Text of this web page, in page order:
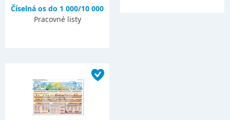
Číselná os do 1 000/10 000
Pracovné listy